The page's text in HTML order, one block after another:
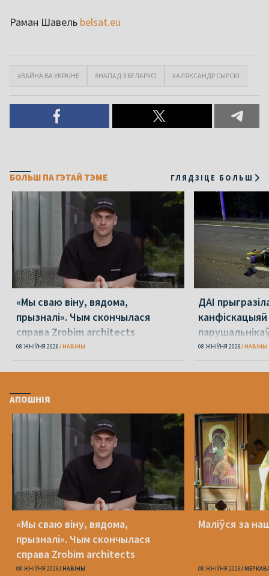
Раман Шавель belsat.eu
#ВАЙНА ВА УКРАІНЕ #НАПАД З БЕЛАРУСІ #АЛЯКСАНДР СЫРСКІ
БОЛЬШ ПА ГЭТАЙ ТЭМЕ ГЛЯДЗІЦЕ БОЛЬШ
«Мы сваю віну, вядома,
прызналі». Чым скончылася
справа Zrobim architects
08 ЖНІЎНЯ 2026 НАВІНЫ
ДАІ
дронамі
08 ЖНІЎНЯ 2026 НАВІНЫ
АПОШНІЯ
«Мы сваю віну, вядома,
прызналі». Чым скончылася
справа Zrobim architects
08 ЖНІЎНЯ 2026 НАВІНЫ
Маліўся за
08 ЖНІЎНЯ 2026